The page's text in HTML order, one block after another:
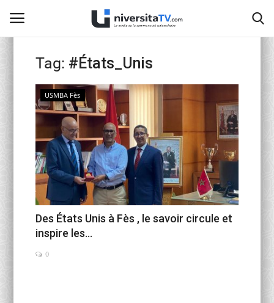
Home
Contact
activités officielles
Education Nationale
Universités Marocaines
Café littéraire de Fès
Tag: #États_Unis
USMBA Fès
Des États Unis à Fès , le savoir circule et
inspire les...
0